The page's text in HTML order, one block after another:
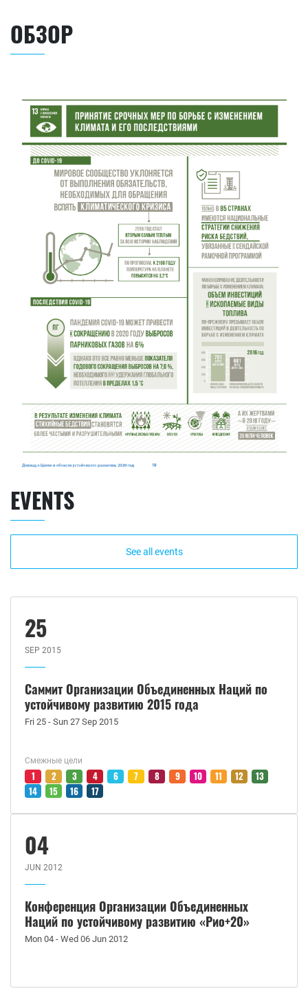
ОБЗОР
EVENTS
See all events
25
SEP 2015
Саммит Организации Объединенных Наций по
устойчивому развитию 2015 года
Fri 25 - Sun 27 Sep 2015
Смежные цели
1 2 3 4 6 7 8 9 10 11 12
13
14
15 16 17
04
JUN 2012
Конференция Организации Объединенных
Наций по устойчивому развитию «Рио+20»
Mon 04 - Wed 06 Jun 2012